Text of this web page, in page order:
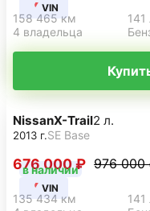
VIN
158 465 км 141
4 владельца
в наличии
VIN
NissanX-Trail2 л.
2013 г.SE Base
676 000 ₽ 976 000
135 434 км 141